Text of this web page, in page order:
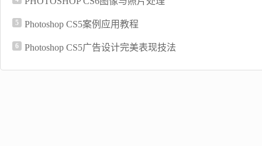
5 Photoshop CS5案例应用教程
6 Photoshop CS5广告设计完美表现技法